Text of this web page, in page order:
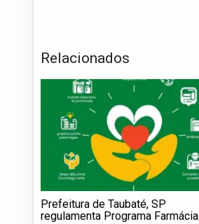
Relacionados
Prefeitura de Taubaté, SP
regulamenta Programa Farmácia